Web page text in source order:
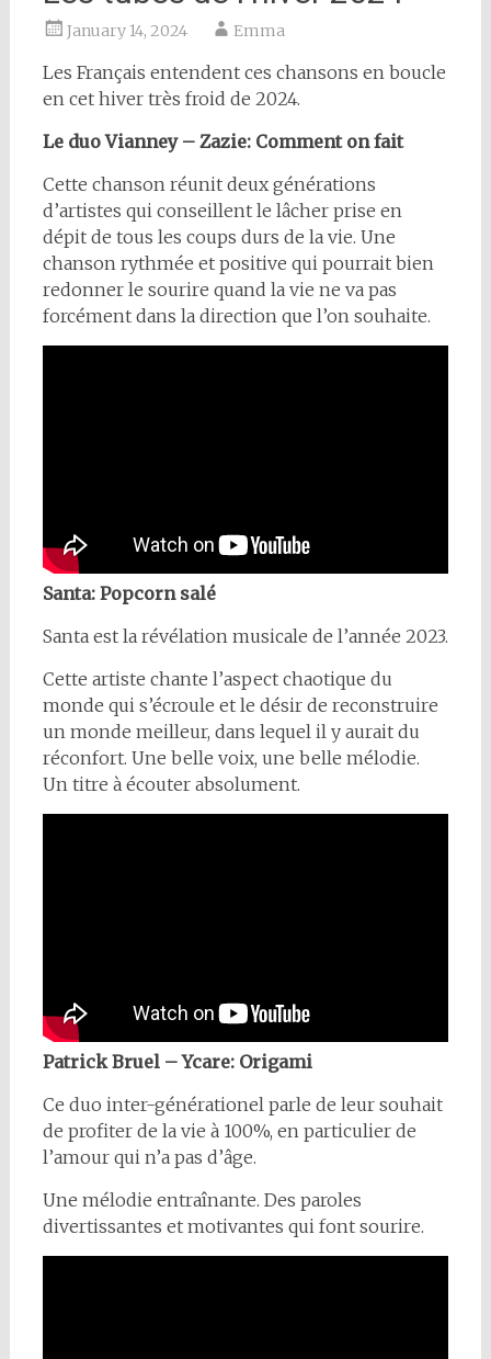
January 14, 2024 Emma
Les Français entendent ces chansons en boucle
en cet hiver très froid de 2024.
Le duo Vianney – Zazie: Comment on fait
Cette chanson réunit deux générations
d’artistes qui conseillent le lâcher prise en
dépit de tous les coups durs de la vie. Une
chanson rythmée et positive qui pourrait bien
redonner le sourire quand la vie ne va pas
forcément dans la direction que l’on souhaite.
Santa: Popcorn salé
Santa est la révélation musicale de l’année 2023.
Cette artiste chante l’aspect chaotique du
monde qui s’écroule et le désir de reconstruire
un monde meilleur, dans lequel il y aurait du
réconfort. Une belle voix, une belle mélodie.
Un titre à écouter absolument.
Patrick Bruel – Ycare: Origami
Ce duo inter-générationel parle de leur souhait
de profiter de la vie à 100%, en particulier de
l’amour qui n’a pas d’âge.
Une mélodie entraînante. Des paroles
divertissantes et motivantes qui font sourire.